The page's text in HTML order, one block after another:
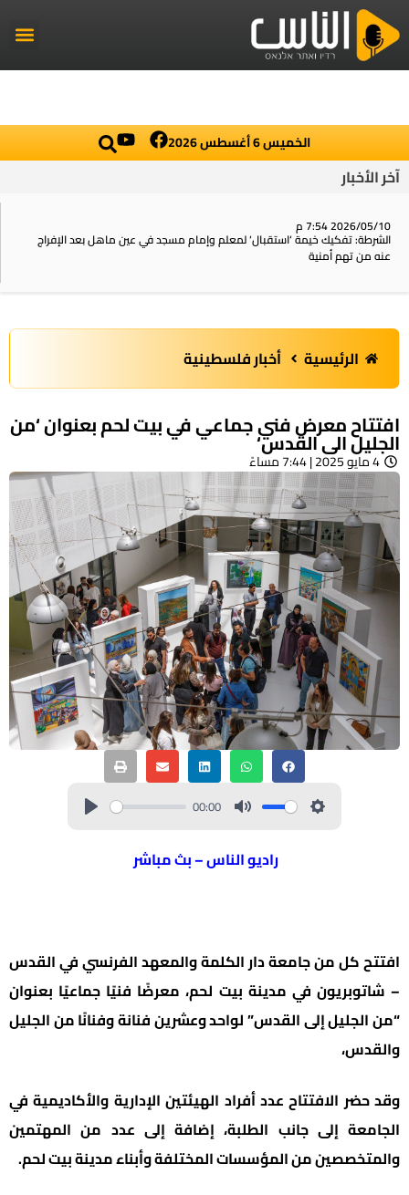
الخميس 6 أغسطس 2026
آخر الأخبار
2026/05/10 7:54 م
الشرطة: تفكيك خيمة ‘استقبال‘ لمعلم وإمام مسجد في عين ماهل بعد الإفراج
عنه من تهم أمنية
الرئيسية أخبار فلسطينية
افتتاح معرض فني جماعي في بيت لحم بعنوان ‘من
الجليل الى القدس‘
4 مايو 2025 | 7:44 مساءً
00:00
راديو الناس – بث مباشر
افتتح كل من جامعة دار الكلمة والمعهد الفرنسي في القدس
– شاتوبريون في مدينة بيت لحم، معرضًا فنيًا جماعيًا بعنوان
“من الجليل إلى القدس” لواحد وعشرين فنانة وفنانًا من الجليل
والقدس،
وقد حضر الافتتاح عدد أفراد الهيئتين الإدارية والأكاديمية في
الجامعة إلى جانب الطلبة، إضافة إلى عدد من المهتمين
والمتخصصين من المؤسسات المختلفة وأبناء مدينة بيت لحم.